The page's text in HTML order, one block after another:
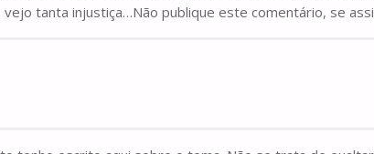
tanta injustiça…Não publique este comentário, se